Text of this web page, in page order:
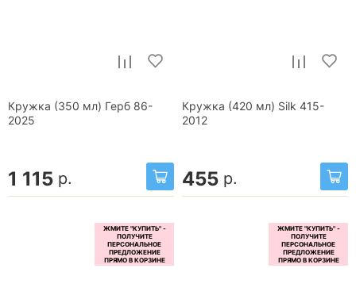
Кружка (350 мл) Герб 86-
2025
1 115 р.
Кружка (420 мл) Silk 415-
2012
455 р.